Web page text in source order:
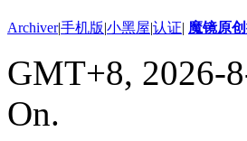
Archiver|手机版|小黑屋|认证| 魔镜原
GMT+8, 2026-
On.